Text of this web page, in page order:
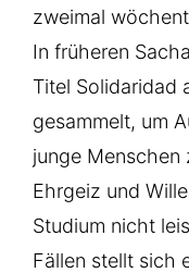
zweimal
In früheren
Titel Solidaridad
gesammelt, um
junge Menschen
Ehrgeiz und
Studium nicht
Fällen stellt sich